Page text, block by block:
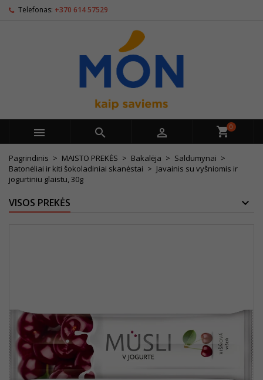
Telefonas: +370 614 57529
   0
Pagrindinis MAISTO PREKĖS Bakalėja
Saldumynai
Batonėliai ir kiti šokoladiniai skanėstai
Javainis su vyšniomis ir
jogurtiniu glaistu, 30g
VISOS PREKĖS